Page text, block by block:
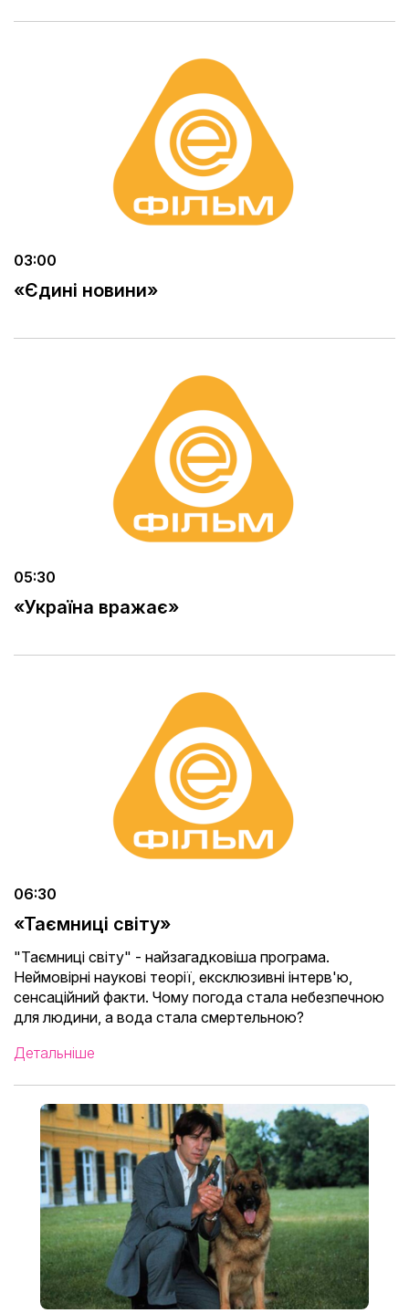
03:00
«Єдині новини»
05:30
«Україна вражає»
06:30
«Таємниці світу»
"Таємниці світу" - найзагадковіша програма.
Неймовірні наукові теорії, ексклюзивні інтерв'ю,
сенсаційний факти. Чому погода стала небезпечною
для людини, а вода стала смертельною?
Детальніше